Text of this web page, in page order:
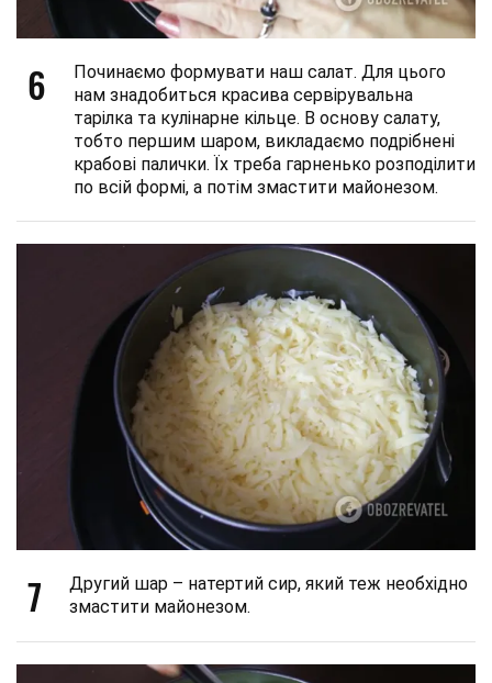
6
Починаємо формувати наш салат. Для цього
нам знадобиться красива сервірувальна
тарілка та кулінарне кільце. В основу салату,
тобто першим шаром, викладаємо подрібнені
крабові палички. Їх треба гарненько розподілити
по всій формі, а потім змастити майонезом.
7
Другий шар – натертий сир, який теж необхідно
змастити майонезом.